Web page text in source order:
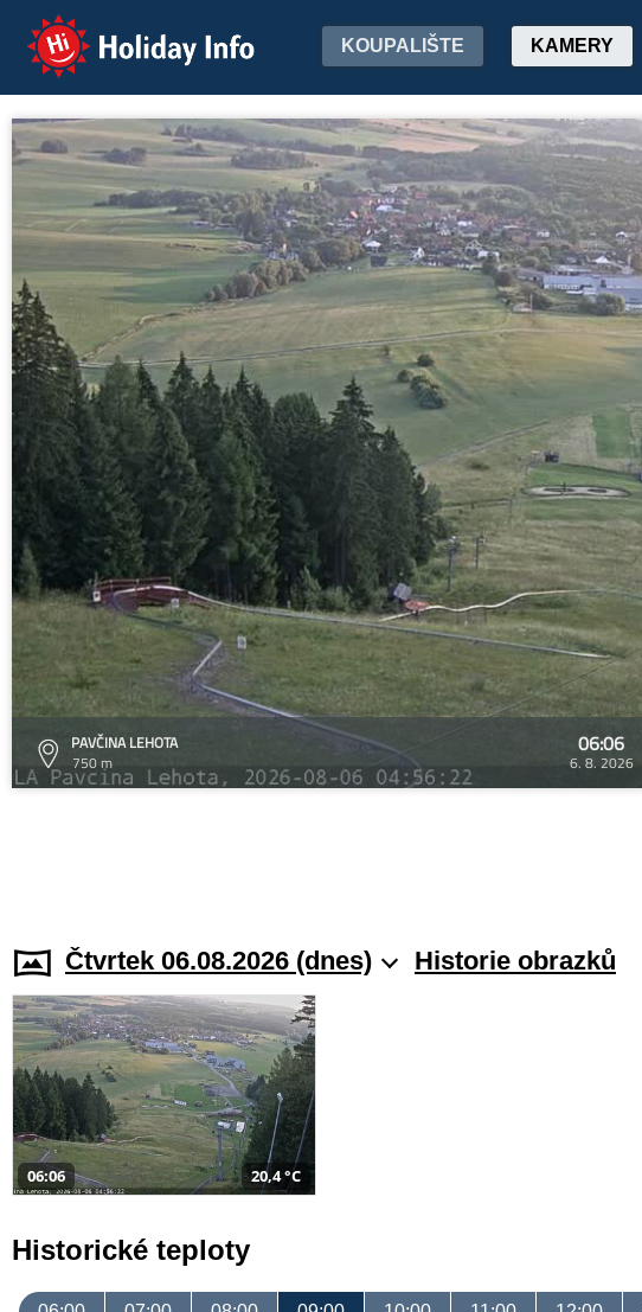
Holiday Info KOUPALIŠTE KAMERY
PAVČINA LEHOTA
750 m
06:06
6. 8. 2026
Čtvrtek 06.08.2026 (dnes) Historie obrazků
06:06 20,4 °C
Historické teploty